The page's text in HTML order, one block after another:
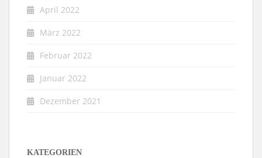
April 2022
März 2022
Februar 2022
Januar 2022
Dezember 2021
KATEGORIEN